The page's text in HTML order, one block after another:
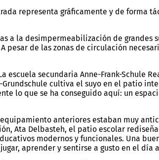
representa gráficamente y de forma
a la desimpermeabilización de
de las zonas de circulación
secundaria Anne-Frank-Schule
cultiva el suyo en el patio
lo que se ha conseguido aquí: un
anteriores estaban muy
Ata Delbasteh, el patio escolar
modernos y funcionales. Una
aprender y sentirse a gusto en el día